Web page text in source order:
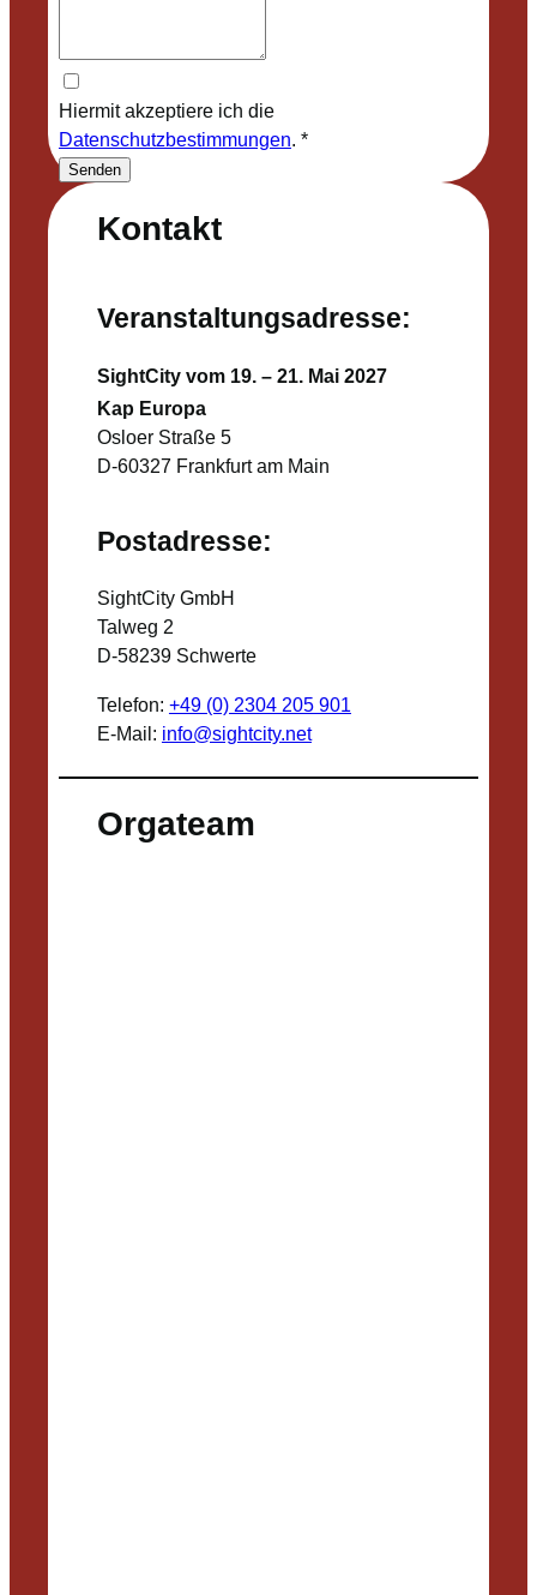
Kontakt
Veranstaltungsadresse:
SightCity vom 19. – 21. Mai 2027
Kap Europa
Osloer Straße 5
D-60327 Frankfurt am Main
Postadresse:
SightCity GmbH
Talweg 2
D-58239 Schwerte
Telefon: +49 (0) 2304 205 901
E-Mail: info@sightcity.net
Orgateam
Hiermit akzeptiere ich die
Datenschutzbestimmungen. *
Senden